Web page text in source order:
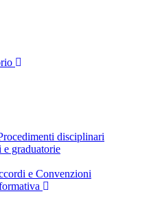
disciplinari
e graduatorie
e Convenzioni